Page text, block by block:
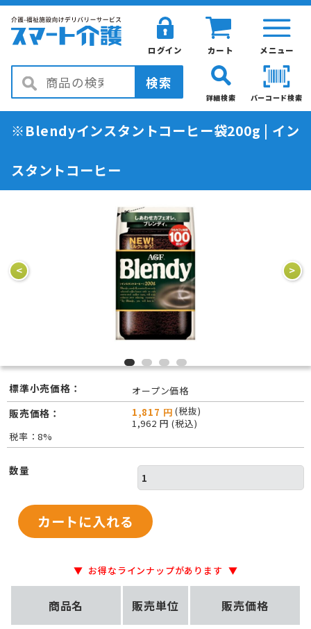
メニュー
カート
ログイン
検索
バーコード検索
詳細検索
※Blendyインスタントコーヒー袋200g | イン
スタントコーヒー
< >
標準小売価格： オープン価格
販売価格： 1,817 円 (税抜)
1,962 円 (税込)
税率：8%
数量
お得なラインナップがあります
商品名 販売単位 販売価格